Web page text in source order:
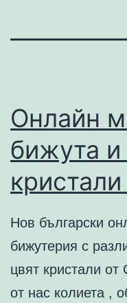
Онлайн
бижута и
Нов български
бижутерия с
цвят кристали
от нас колиета ,